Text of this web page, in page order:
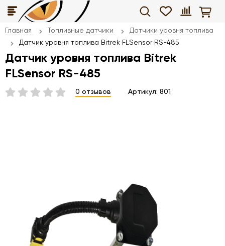
Главная Топливные датчики
Датчики уровня топлива
Датчик уровня топлива Bitrek FLSensor RS-485
Датчик уровня топлива Bitrek
FLSensor RS-485
0 отзывов Артикул: 801